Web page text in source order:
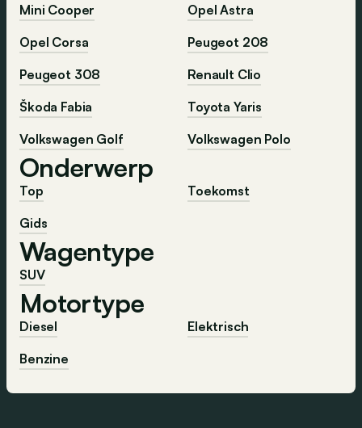
Mini Cooper
Opel Astra
Opel Corsa
Peugeot 208
Peugeot 308
Renault Clio
Škoda Fabia
Toyota Yaris
Volkswagen Golf
Volkswagen Polo
Onderwerp
Top
Toekomst
Gids
Wagentype
SUV
Motortype
Diesel
Elektrisch
Benzine